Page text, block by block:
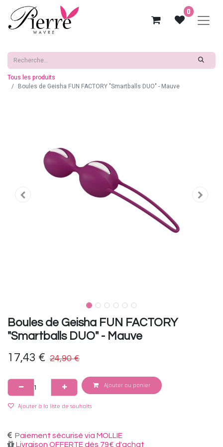
0
Tous les produits
Boules de Geisha FUN FACTORY "Smartballs DUO" - Mauve
Boules de Geisha FUN FACTORY
"Smartballs DUO" - Mauve
17,43 € 24,90€
Ajouter au panier
Ajouter à la liste de souhaits
Paiement sécurisé via MOLLIE
Livraison OFFERTE dès 79€ d'achat